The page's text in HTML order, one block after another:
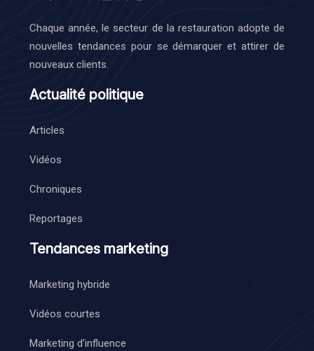
Chaque année, le secteur de la restauration adopte de
nouvelles tendances pour se démarquer et attirer de
nouveaux clients.
Actualité politique
Articles
Vidéos
Chroniques
Reportages
Tendances marketing
Marketing hybride
Vidéos courtes
Marketing d’influence